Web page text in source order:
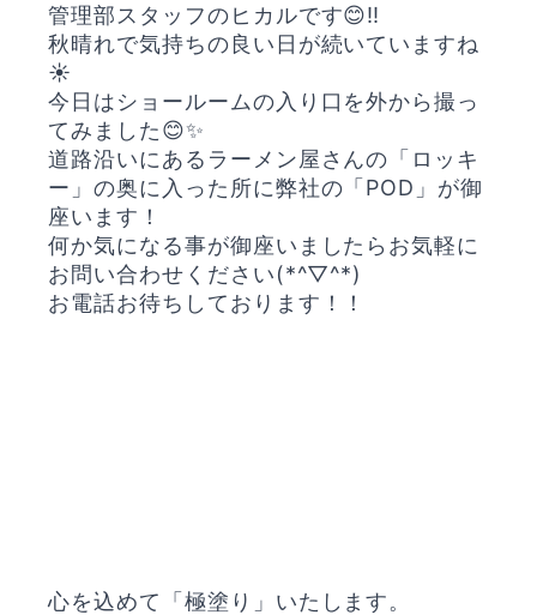
管理部スタッフのヒカルです😊‼️
秋晴れで気持ちの良い日が続いていますね
☀️
今日はショールームの入り口を外から撮っ
てみました😊✨
道路沿いにあるラーメン屋さんの「ロッキ
ー」の奥に入った所に弊社の「POD」が御
座います！
何か気になる事が御座いましたらお気軽に
お問い合わせください(*^▽^*)
お電話お待ちしております！！
心を込めて「極塗り」いたします。